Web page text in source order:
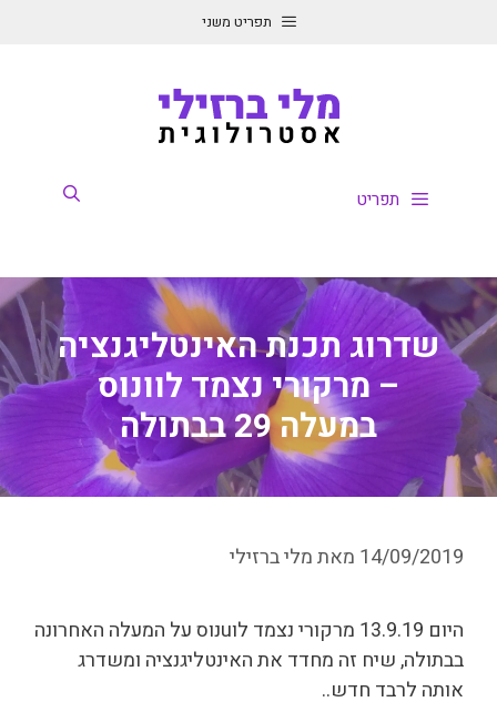
תפריט משני
תפריט
שדרוג תכנת האינטליגנציה
– מרקורי נצמד לוונוס
במעלה 29 בבתולה
14/09/2019 מאתמלי ברזילי
היום 13.9.19 מרקורי נצמד לוuנוס על המעלה האחרונה
בבתולה, שיח זה מחדד את האינטליגנציה ומשדרג
אותה לרבד חדש..